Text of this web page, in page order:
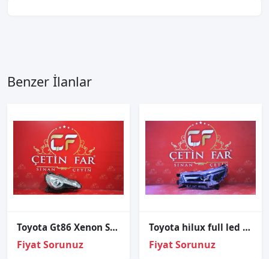
Benzer İlanlar
Toyota Gt86 Xenon Sağ Far Orijinal
Fiyat Sorunuz
Toyota hi̇lux full led sol far sıfır orj 81110-0kl02
Fiyat Sorunuz